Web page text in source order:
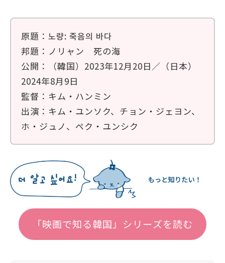
原題：노량: 죽음의 바다
邦題：ノリャン 死の海
公開：（韓国）2023年12月20日／（日本）
2024年8月9日
監督：キム・ハンミン
出演：キム・ユンソク、チョン・ジェヨン、
ホ・ジュノ、ペク・ユンシク
「映画で知る韓国」シリーズを読む